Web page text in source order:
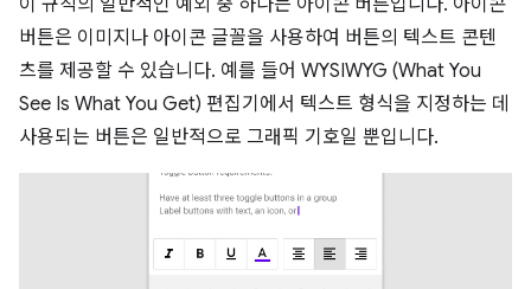
이 규칙의 일반적인 예외 중 하나는 아이콘 버튼입니다. 아이콘
버튼은 이미지나 아이콘 글꼴을 사용하여 버튼의 텍스트 콘텐
츠를 제공할 수 있습니다. 예를 들어 WYSIWYG (What You
See Is What You Get) 편집기에서 텍스트 형식을 지정하는 데
사용되는 버튼은 일반적으로 그래픽 기호일 뿐입니다.